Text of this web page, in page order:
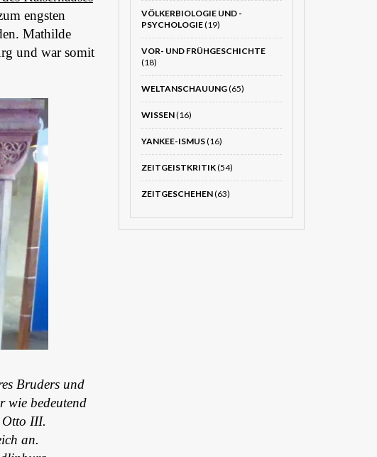
engsten
Mathilde
und war somit
Bruders und
wie bedeutend
Otto III.
an.
VÖLKERBIOLOGIE UND -
PSYCHOLOGIE(19)
VOR- UND FRÜHGESCHICHTE
(18)
WELTANSCHAUUNG(65)
WISSEN(16)
YANKEE-ISMUS(16)
ZEITGEISTKRITIK(54)
ZEITGESCHEHEN(63)